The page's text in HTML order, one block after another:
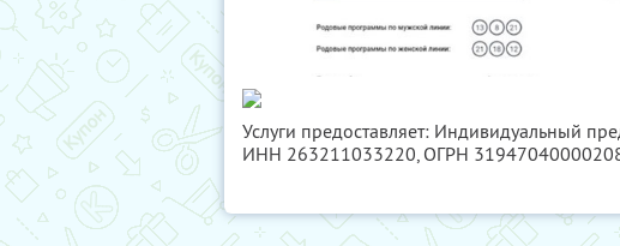
Услуги предоставляет: Индивидуальный
ИНН 263211033220, ОГРН